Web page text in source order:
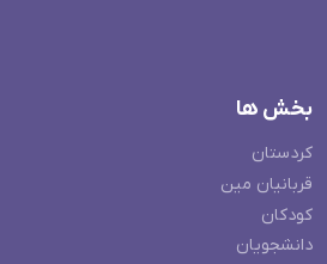
بخش ها
کردستان
قربانیان مین
کودکان
دانشجویان